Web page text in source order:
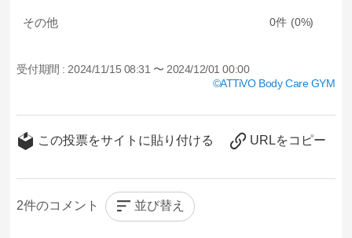
その他 0 0
受付期間 : 2024/11/15 08:31 〜 2024/12/01 00:00
ATTiVO Body Care GYM
この投票をサイトに貼り付ける URLをコピー
2 並び替え